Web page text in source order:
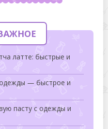
латте: быстрые и
одежды — быстрое и
пасту с одежды и